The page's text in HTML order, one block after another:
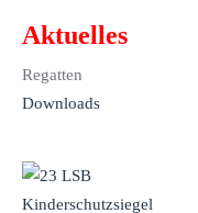
Aktuelles
Regatten
Downloads